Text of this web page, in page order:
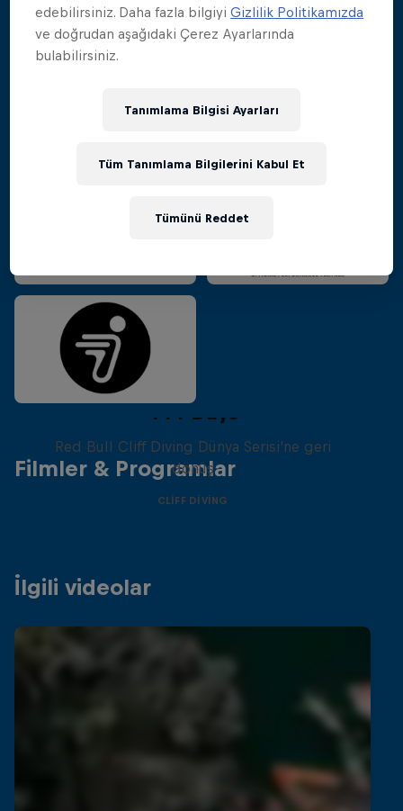
Filmler & Programlar
444 Days
Red Bull Cliff Diving Dünya Serisi'ne geri
dönüş
CLIFF DIVING
İlgili videolar
edebilirsiniz. Daha fazla bilgiyiGizlilik Politikamızda
ve doğrudan aşağıdaki Çerez Ayarlarında
bulabilirsiniz.
Tanımlama Bilgisi Ayarları
Tümünü Reddet
Tüm Tanımlama Bilgilerini Kabul Et